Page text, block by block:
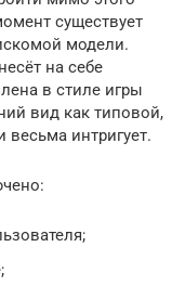
существует
модели.
на себе
в стиле игры
вид как типовой,
интригует.